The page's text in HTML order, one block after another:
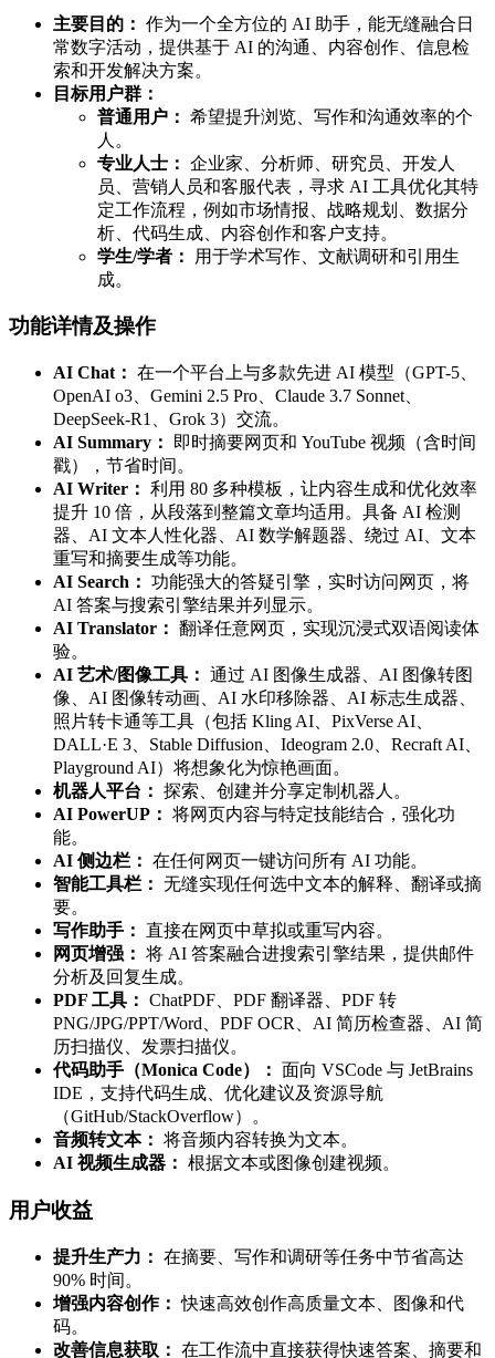
主要目的： 作为一个全方位的 AI 助手，能无缝融合日
常数字活动，提供基于 AI 的沟通、内容创作、信息检
索和开发解决方案。
目标用户群：
普通用户： 希望提升浏览、写作和沟通效率的个
人。
专业人士： 企业家、分析师、研究员、开发人
员、营销人员和客服代表，寻求 AI 工具优化其特
定工作流程，例如市场情报、战略规划、数据分
析、代码生成、内容创作和客户支持。
学生/学者：
用于学术写作、文献调研和引用生
成。
功能详情及操作
AI Chat： 在一个平台上与多款先进 AI 模型（GPT-5、
OpenAI o3、Gemini 2.5 Pro、Claude 3.7 Sonnet、
DeepSeek-R1、Grok 3）交流。
AI Summary：
即时摘要网页和 YouTube 视频（含时间
戳），节省时间。
AI Writer： 利用 80 多种模板，让内容生成和优化效率
提升 10 倍，从段落到整篇文章均适用。具备 AI 检测
器、AI 文本人性化器、AI 数学解题器、绕过 AI、文本
重写和摘要生成等功能。
AI Search： 功能强大的答疑引擎，实时访问网页，将
AI 答案与搜索引擎结果并列显示。
AI Translator： 翻译任意网页，实现沉浸式双语阅读体
验。
AI 艺术/图像工具： 通过 AI 图像生成器、AI 图像转图
像、AI 图像转动画、AI 水印移除器、AI 标志生成器、
照片转卡通等工具（包括 Kling AI、PixVerse AI、
DALL·E 3、Stable Diffusion、Ideogram 2.0、Recraft AI、
Playground AI）将想象化为惊艳画面。
机器人平台： 探索、创建并分享定制机器人。
AI PowerUP： 将网页内容与特定技能结合，强化功
能。
AI 侧边栏： 在任何网页一键访问所有 AI 功能。
智能工具栏： 无缝实现任何选中文本的解释、翻译或摘
要。
写作助手： 直接在网页中草拟或重写内容。
网页增强： 将 AI 答案融合进搜索引擎结果，提供邮件
分析及回复生成。
PDF 工具： ChatPDF、PDF 翻译器、PDF 转
PNG/JPG/PPT/Word、PDF OCR、AI 简历检查器、AI 简
历扫描仪、发票扫描仪。
代码助手（Monica Code）： 面向 VSCode 与 JetBrains
IDE，支持代码生成、优化建议及资源导航
（GitHub/StackOverflow）。
音频转文本： 将音频内容转换为文本。
AI 视频生成器： 根据文本或图像创建视频。
用户收益
提升生产力： 在摘要、写作和调研等任务中节省高达
90% 时间。
增强内容创作： 快速高效创作高质量文本、图像和代
码。
改善信息获取： 在工作流中直接获得快速答案、摘要和